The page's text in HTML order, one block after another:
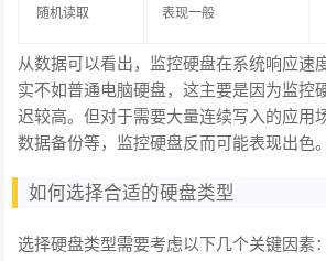
随机读取 表现一般
从数据可以看出，监控硬盘在系统响应速
实不如普通电脑硬盘，这主要是因为监控
迟较高。但对于需要大量连续写入的应用
数据备份等，监控硬盘反而可能表现出色。
如何选择合适的硬盘类型
选择硬盘类型需要考虑以下几个关键因素：